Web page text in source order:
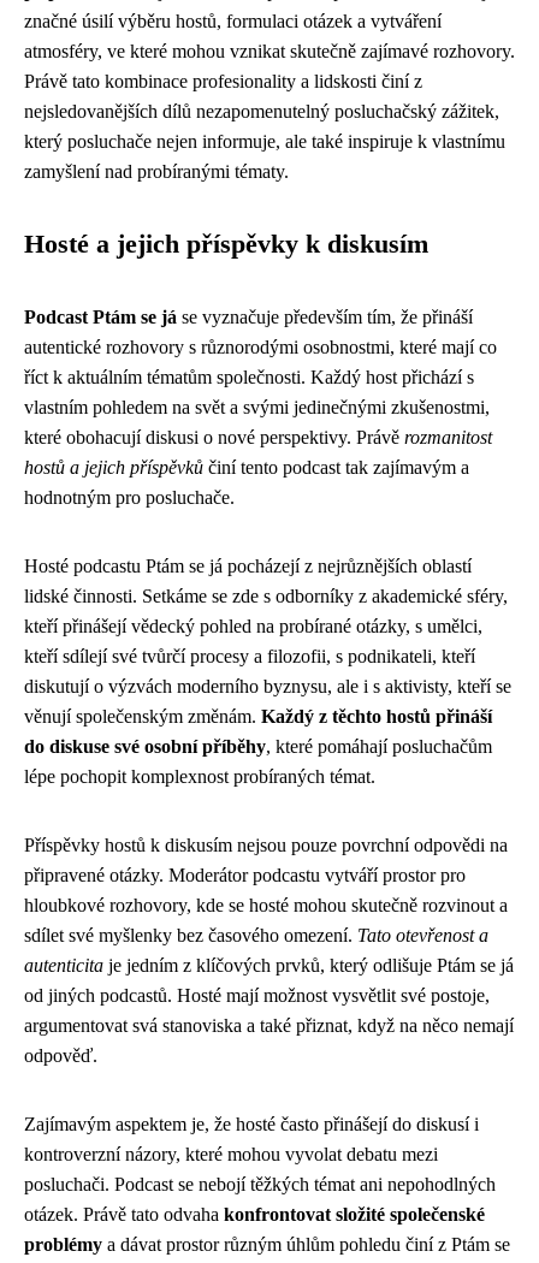
značné úsilí výběru hostů, formulaci otázek a vytváření
atmosféry, ve které mohou vznikat skutečně zajímavé rozhovory.
Právě tato kombinace profesionality a lidskosti činí z
nejsledovanějších dílů nezapomenutelný posluchačský zážitek,
který posluchače nejen informuje, ale také inspiruje k vlastnímu
zamyšlení nad probíranými tématy.
Hosté a jejich příspěvky k diskusím
Podcast Ptám se já se vyznačuje především tím, že přináší
autentické rozhovory s různorodými osobnostmi, které mají co
říct k aktuálním tématům společnosti. Každý host přichází s
vlastním pohledem na svět a svými jedinečnými zkušenostmi,
které obohacují diskusi o nové perspektivy. Právě rozmanitost
hostů a jejich příspěvků činí tento podcast tak zajímavým a
hodnotným pro posluchače.
Hosté podcastu Ptám se já pocházejí z nejrůznějších oblastí
lidské činnosti. Setkáme se zde s odborníky z akademické sféry,
kteří přinášejí vědecký pohled na probírané otázky, s umělci,
kteří sdílejí své tvůrčí procesy a filozofii, s podnikateli, kteří
diskutují o výzvách moderního byznysu, ale i s aktivisty, kteří se
věnují společenským změnám. Každý z těchto hostů přináší
do diskuse své osobní příběhy, které pomáhají posluchačům
lépe pochopit komplexnost probíraných témat.
Příspěvky hostů k diskusím nejsou pouze povrchní odpovědi na
připravené otázky. Moderátor podcastu vytváří prostor pro
hloubkové rozhovory, kde se hosté mohou skutečně rozvinout a
sdílet své myšlenky bez časového omezení. Tato otevřenost a
autenticita je jedním z klíčových prvků, který odlišuje Ptám se já
od jiných podcastů. Hosté mají možnost vysvětlit své postoje,
argumentovat svá stanoviska a také přiznat, když na něco nemají
odpověď.
Zajímavým aspektem je, že hosté často přinášejí do diskusí i
kontroverzní názory, které mohou vyvolat debatu mezi
posluchači. Podcast se nebojí těžkých témat ani nepohodlných
otázek. Právě tato odvaha konfrontovat složité společenské
problémy a dávat prostor různým úhlům pohledu činí z Ptám se